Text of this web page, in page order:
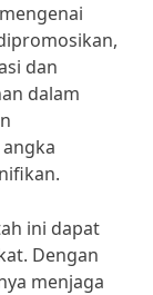
dan
dalam
ini dapat
Dengan
menjaga